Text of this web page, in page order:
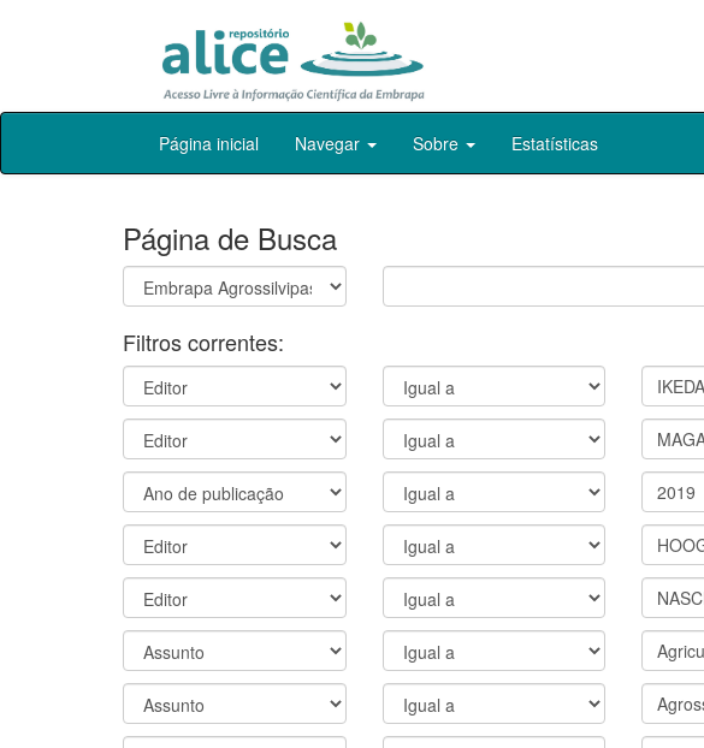
Skip
Página inicial Navegar Sobre Estatísticas
Página de Busca
Filtros correntes: